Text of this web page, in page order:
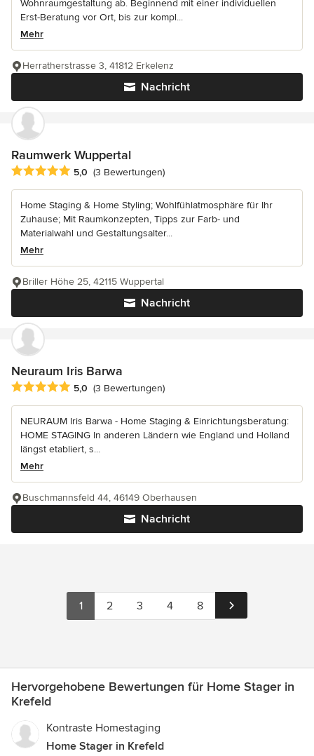
Wohnraumgestaltung ab. Beginnend mit einer individuellen
Erst-Beratung vor Ort, bis zur kompl...
Mehr
Nachricht
Herratherstrasse 3, 41812 Erkelenz
Raumwerk Wuppertal
Durchschnittliche Bewertung: 5 von 5 Sternen
5,0 (3 Bewertungen)
Home Staging & Home Styling; Wohlfühlatmosphäre für Ihr
Zuhause; Mit Raumkonzepten, Tipps zur Farb- und
Materialwahl und Gestaltungsalter...
Mehr
Nachricht
Briller Höhe 25, 42115 Wuppertal
Neuraum Iris Barwa
Durchschnittliche Bewertung: 5 von 5 Sternen
5,0 (3 Bewertungen)
NEURAUM Iris Barwa - Home Staging & Einrichtungsberatung:
HOME STAGING In anderen Ländern wie England und Holland
längst etabliert, s...
Mehr
Nachricht
Buschmannsfeld 44, 46149 Oberhausen
1 2 3 4 8
Hervorgehobene Bewertungen für Home Stager in
Krefeld
Kontraste Homestaging
Home Stager in Krefeld